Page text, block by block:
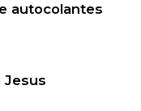
autocolantes
Jesus